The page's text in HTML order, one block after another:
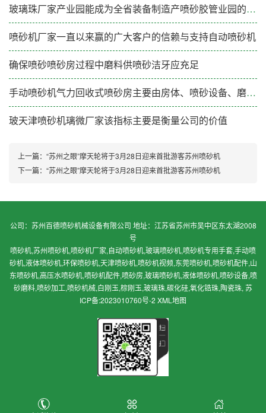
玻璃珠厂家产业园能成为全省装备制造产喷砂胶管业园的标杆示范
喷砂机厂家一直以来赢的广大客户的信赖与支持自动喷砂机
确保喷砂喷砂房过程中磨料供喷砂洁牙应充足
手动喷砂机气力回收式喷砂房主要由房体、喷砂设备、磨料回收装置、通风除尘装置、磨料分选装置和电
玻天津喷砂机璃微厂家该指标主要是衡量公司的价值
上一篇： “苏州之眼”摩天轮将于3月28日迎来首批游客苏州喷砂机
下一篇： “苏州之眼”摩天轮将于3月28日迎来首批游客苏州喷砂机
公司：苏州百德喷砂机械设备有限公司 地址：江苏省苏州市吴中区东太湖2008
号
喷砂机,苏州喷砂机,喷砂机厂家,自动喷砂机,玻璃喷砂机,喷砂机专用手套,手动喷
砂机,液体喷砂机,环保喷砂机,天津喷砂机,喷砂机视频,东莞喷砂机,喷砂机配件,山
东喷砂机,高压水喷砂机,喷砂机配件,喷砂房,玻璃喷砂机,液体喷砂机,喷砂设备,喷
砂磨料,喷砂加工,喷砂机械,白刚玉,棕刚玉,玻璃珠,碳化硅,氧化锆珠,陶瓷珠, 苏
ICP备:2023010760号-2 XML地图